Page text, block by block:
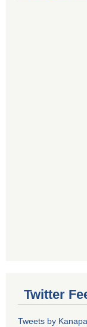
Twitter
Tweets by